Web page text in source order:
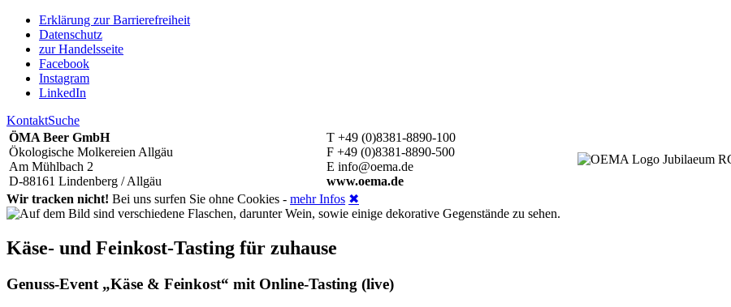
Erklärung zur Barrierefreiheit
Datenschutz
zur Handelsseite
Facebook
Instagram
LinkedIn
KontaktSuche
ÖMA Beer GmbH
Ökologische Molkereien Allgäu
Am Mühlbach 2
D-88161 Lindenberg / Allgäu
T +49 (0)8381-8890-100
F +49 (0)8381-8890-500
E info@oema.de
www.oema.de
Wir tracken nicht! Bei uns surfen Sie ohne Cookies - mehr Infos ✖
Käse- und Feinkost-Tasting für zuhause
Genuss-Event „Käse & Feinkost“ mit Online-Tasting (live)